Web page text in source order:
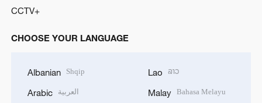
CCTV+
CHOOSE YOUR LANGUAGE
Albanian Shqip
Arabic العربية
Lao ລາວ
Malay Bahasa Melayu